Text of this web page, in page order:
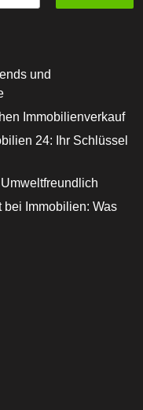
und
Immobilienverkauf
24: Ihr Schlüssel
Immobilien: Was